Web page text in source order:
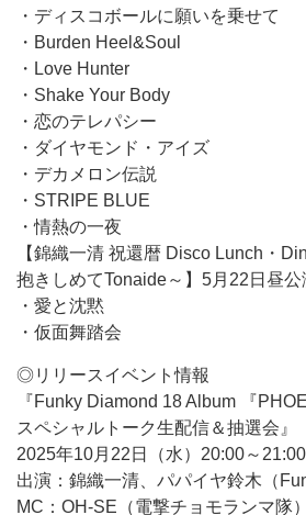
・ディスコボールに願いを乗せて
・Burden Heel&Soul
・Love Hunter
・Shake Your Body
・恋のテレパシー
・ダイヤモンド・アイズ
・デカメロン伝説
・STRIPE BLUE
・情熱の一夜
【錦織一清 祝還暦 Disco Lunch・
抱きしめてTonaide～】5月22日昼公
・愛と沈黙
・仮面舞踏会
◎リリースイベント情報
『Funky Diamond 18 Album 『
スペシャルトーク生配信＆抽選会』
2025年10月22日（水）20:00～21:00
出演：錦織一清、パパイヤ鈴木（
MC：OH-SE（電撃チョモランマ隊）